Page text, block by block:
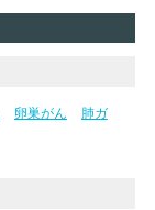
卵巣がん
肺ガ